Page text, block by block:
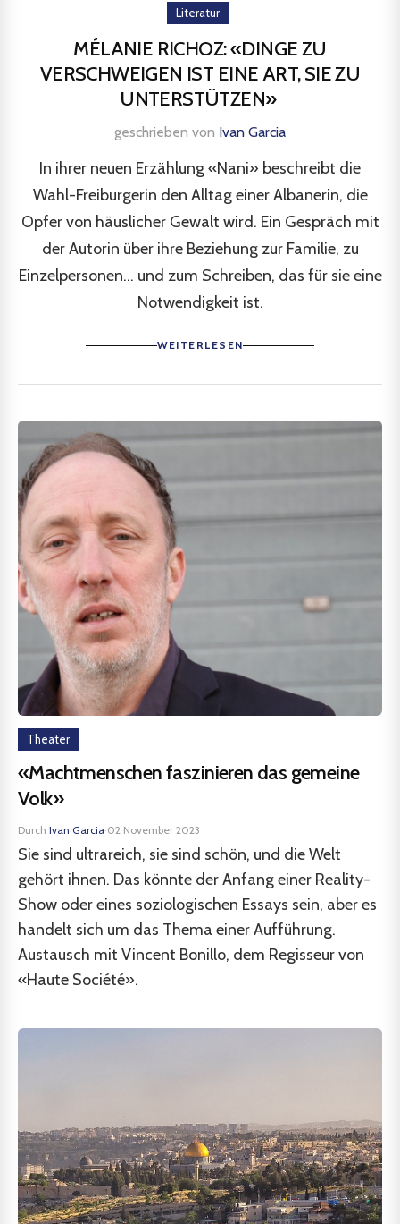
Literatur
MÉLANIE RICHOZ: «DINGE ZU
VERSCHWEIGEN IST EINE ART, SIE ZU
UNTERSTÜTZEN»
geschrieben von Ivan Garcia
In ihrer neuen Erzählung «Nani» beschreibt die
Wahl-Freiburgerin den Alltag einer Albanerin, die
Opfer von häuslicher Gewalt wird. Ein Gespräch mit
der Autorin über ihre Beziehung zur Familie, zu
Einzelpersonen... und zum Schreiben, das für sie eine
Notwendigkeit ist.
WEITERLESEN
Theater
«Machtmenschen faszinieren das gemeine
Volk»
Durch Ivan Garcia·02 November 2023
Sie sind ultrareich, sie sind schön, und die Welt
gehört ihnen. Das könnte der Anfang einer Reality-
Show oder eines soziologischen Essays sein, aber es
handelt sich um das Thema einer Aufführung.
Austausch mit Vincent Bonillo, dem Regisseur von
«Haute Société».